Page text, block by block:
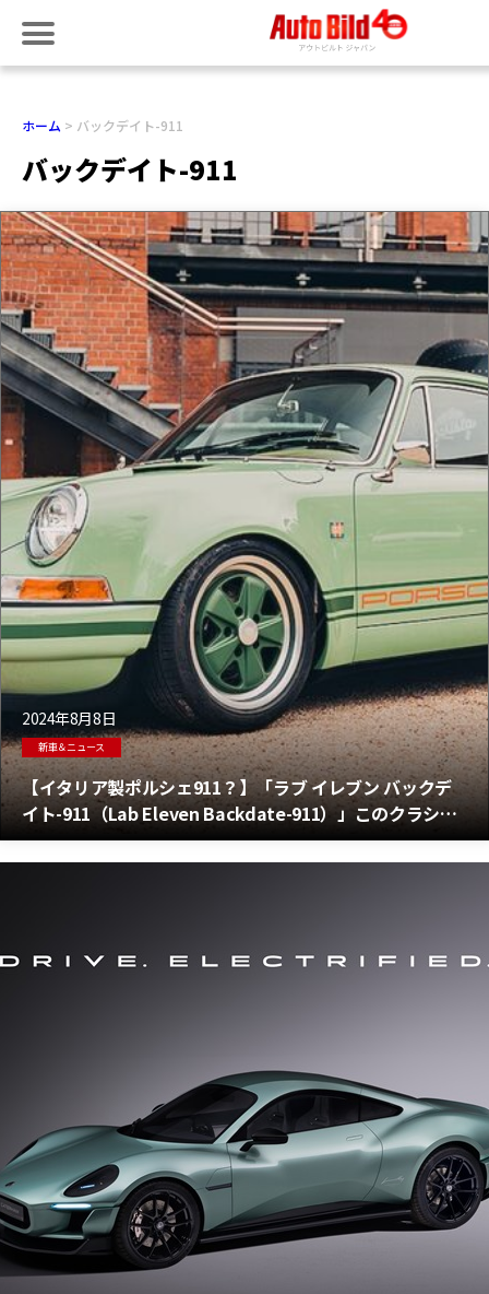
ホーム バックデイト-911
バックデイト-911
2024年8月8日
新車＆ニュース
【イタリア製ポルシェ911？】「ラブ イレブン バックデ
イト-911（Lab Eleven Backdate-911）」このクラシッ
クなスタイルの911は993のレストモッドだ！